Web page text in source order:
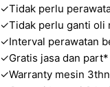
✓Tidak perlu
✓Tidak perlu ganti oli
✓Interval perawatan
✓Gratis jasa dan
✓Warranty mesin